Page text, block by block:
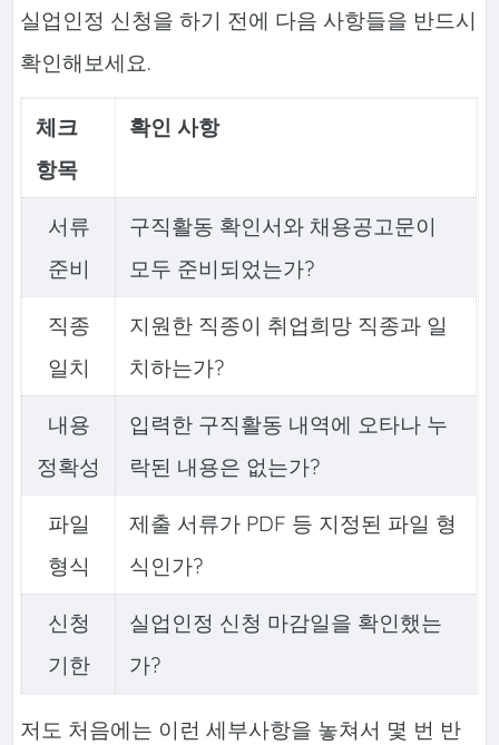
실업인정 신청을 하기 전에 다음 사항들을 반드시
확인해보세요.
체크
항목
확인 사항
서류
준비
구직활동 확인서와 채용공고문이
모두 준비되었는가?
직종
일치
지원한 직종이 취업희망 직종과 일
치하는가?
내용
정확성
입력한 구직활동 내역에 오타나 누
락된 내용은 없는가?
파일
형식
제출 서류가 PDF 등 지정된 파일 형
식인가?
신청
기한
실업인정 신청 마감일을 확인했는
가?
저도 처음에는 이런 세부사항을 놓쳐서 몇 번 반